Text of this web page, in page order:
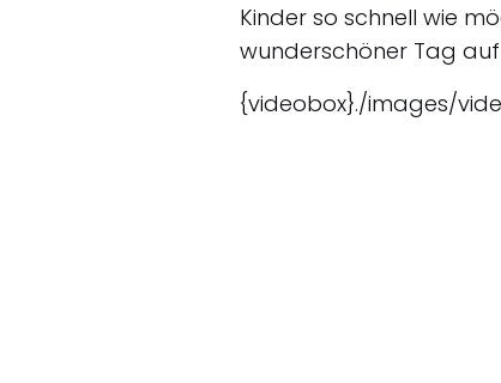
Kinder so schnell wie
wunderschöner Tag
{videobox}./images/